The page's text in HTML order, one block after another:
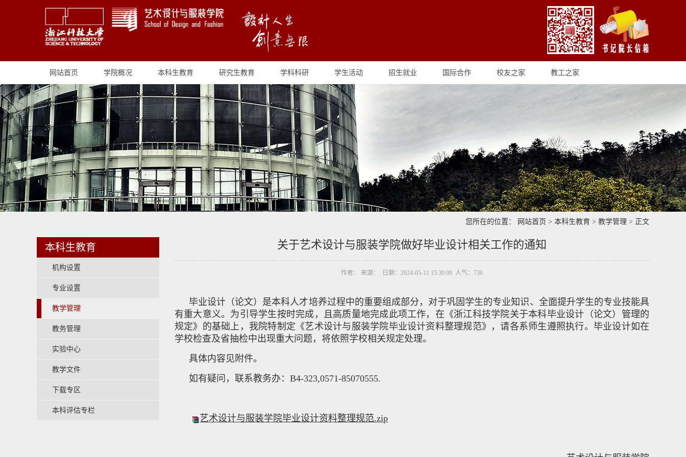
网站首页 学院概况 本科生教育 研究生教育 学科科研 学生活动 招生就业 国际合作 校友之家 教工之家
您所在的位置： 网站首页 > 本科生教育 > 教学管理 > 正文
本科生教育
机构设置
专业设置
教学管理
教务管理
实验中心
教学文件
下载专区
本科评估专栏
关于艺术设计与服装学院做好毕业设计相关工作的通知
作者： 来源： 日期：2024-05-11 15:30:09 人气： 736
毕业设计（论文）是本科人才培养过程中的重要组成部分，对于巩固学生的专业知识、全面提升学生的专业技能具
有重大意义。为引导学生按时完成，且高质量地完成此项工作，在《浙江科技学院关于本科毕业设计（论文）管理的
规定》的基础上，我院特制定《艺术设计与服装学院毕业设计资料整理规范》，请各系师生遵照执行。毕业设计如在
学校检查及省抽检中出现重大问题，将依照学校相关规定处理。
具体内容见附件。
如有疑问，联系教务办：B4-323,0571-85070555.
艺术设计与服装学院毕业设计资料整理规范.zip